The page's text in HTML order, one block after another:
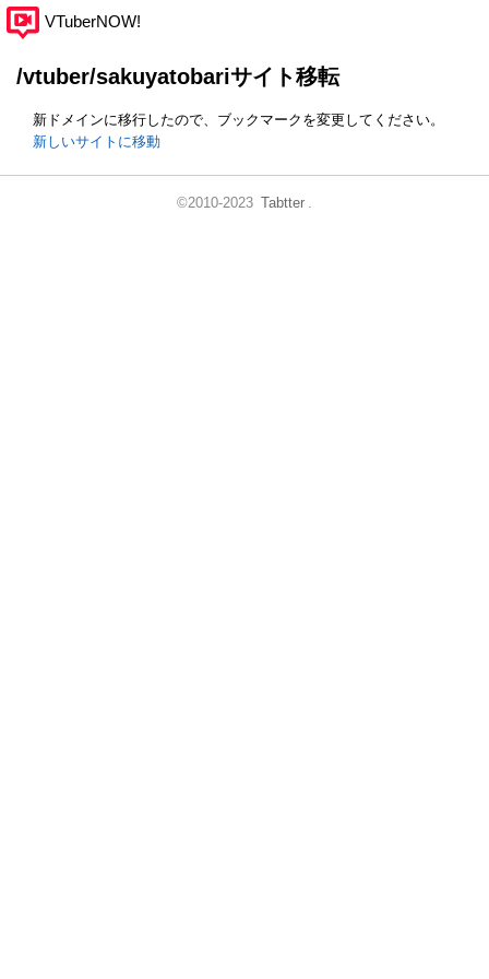
VTuberNOW!
/vtuber/sakuyatobariサイト移転
新ドメインに移行したので、ブックマークを変更してください。
新しいサイトに移動
©2010-2023 Tabtter .